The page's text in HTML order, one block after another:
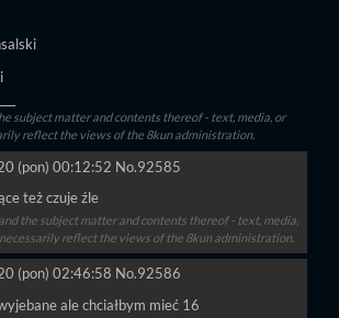
subject matter and contents thereof - text, media, or
reflect the views of the 8kun administration.
(pon) 00:12:52 No.92585
też czuje źle
the subject matter and contents thereof - text, media,
reflect the views of the 8kun administration.
(pon) 02:46:58 No.92586
ale chciałbym mieć 16